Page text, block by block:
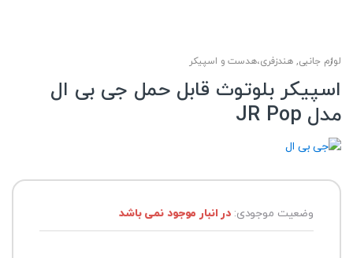
لوازم جانبی,هندزفری،هدست و اسپیکر
اسپیکر بلوتوث قابل حمل جی بی ال
مدل JR Pop
وضعیت موجودی:در انبار موجود نمی باشد